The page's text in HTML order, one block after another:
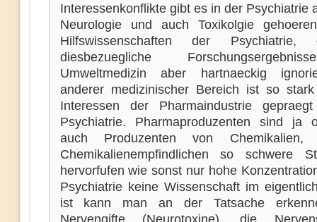
Interessenkonflikte gibt es in der Psychiatrie
Neurologie und auch Toxikolgie
Hilfswissenschaften der
diesbezuegliche
Umweltmedizin aber hartnaeckig
anderer medizinischer Bereich ist so
Interessen der Pharmaindustrie
Psychiatrie. Pharmaproduzenten sind ja
auch Produzenten von
Chemikalienempfindlichen so schwere
hervorfufen wie sonst nur hohe
Psychiatrie keine Wissenschaft im
ist kann man an der Tatsache
Nervengifte (Neurotoxine), die